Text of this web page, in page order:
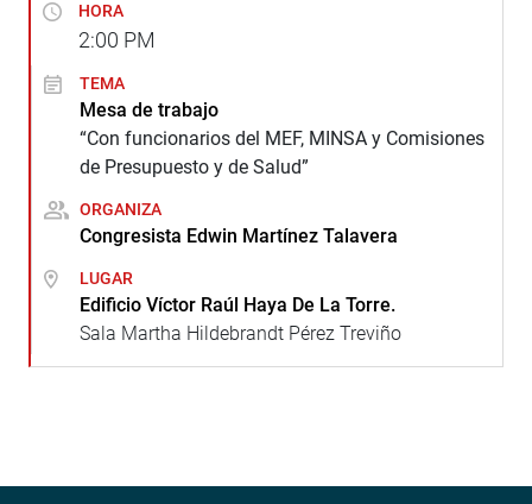
HORA
2:00 PM
TEMA
Mesa de trabajo
“Con funcionarios del MEF, MINSA y Comisiones
de Presupuesto y de Salud”
ORGANIZA
Congresista Edwin Martínez Talavera
LUGAR
Edificio Víctor Raúl Haya De La Torre.
Sala Martha Hildebrandt Pérez Treviño